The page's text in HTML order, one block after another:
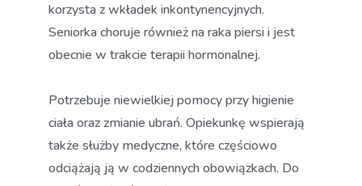
korzysta z wkładek inkontynencyjnych.
Seniorka choruje również na raka piersi i jest
obecnie w trakcie terapii hormonalnej.
Potrzebuje niewielkiej pomocy przy higienie
ciała oraz zmianie ubrań. Opiekunkę wspierają
także służby medyczne, które częściowo
odciążają ją w codziennych obowiązkach. Do